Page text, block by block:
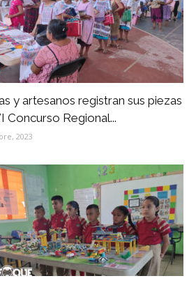
y artesanos registran sus piezas
Concurso Regional...
2023